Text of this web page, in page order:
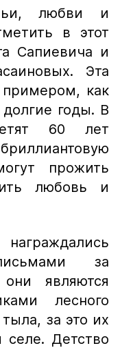
любви и
в этот
Сапиевича и
Эта
примером, как
годы. В
60 лет
прожить
любовь и
за
являются
лесного
за это их
Детство